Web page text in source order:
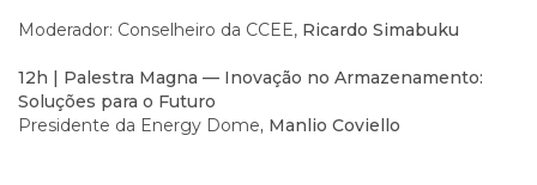
Moderador: Conselheiro da CCEE, Ricardo Simabuku
12h | Palestra Magna — Inovação no Armazenamento:
Soluções para o Futuro
Presidente da Energy Dome, Manlio Coviello